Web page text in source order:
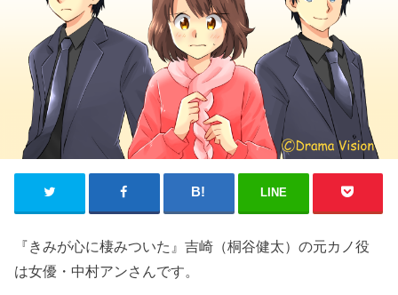
LINE
『きみが心に棲みついた』吉崎（桐谷健太）の元カノ役
は女優・中村アンさんです。